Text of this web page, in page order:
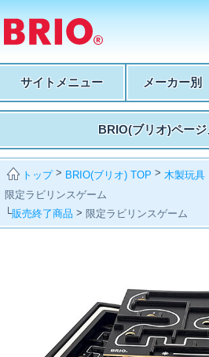
サイトメニュー メーカー別
BRIO(ブリオ)ペー
トップ> BRIO(ブリオ) TOP > 木製玩具
限定ラビリンスゲーム
└販売終了商品 >限定ラビリンスゲーム